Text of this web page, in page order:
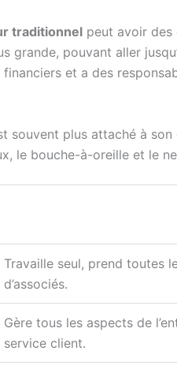
traditionnelpeut avoir des
grande, pouvant aller
et a des
souvent plus attaché à
le bouche-à-oreille et le
Travaille seul, prend toutes
d’associés.
Gère tous les aspects de
service client.